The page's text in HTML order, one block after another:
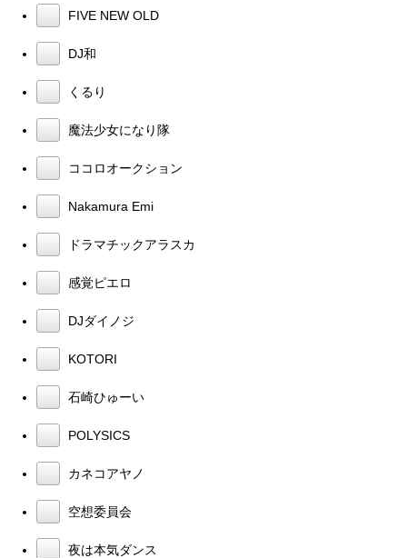
FIVE NEW OLD
DJ和
くるり
魔法少女になり隊
ココロオークション
Nakamura Emi
ドラマチックアラスカ
感覚ピエロ
DJダイノジ
KOTORI
石崎ひゅーい
POLYSICS
カネコアヤノ
空想委員会
夜は本気ダンス